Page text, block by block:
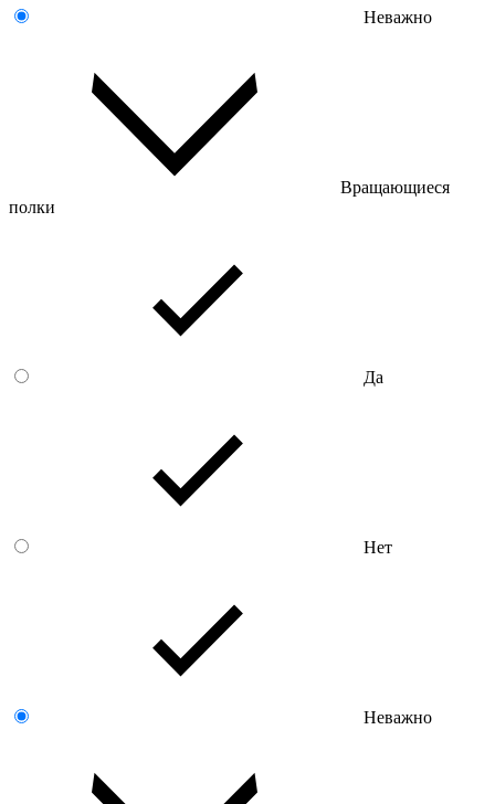
Неважно
Вращающиеся
полки
Да
Нет
Неважно